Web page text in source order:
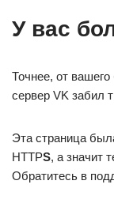
У вас
Точнее, от
сервер VK забил
Эта страница
HTTPS, а значит
Обратитесь в